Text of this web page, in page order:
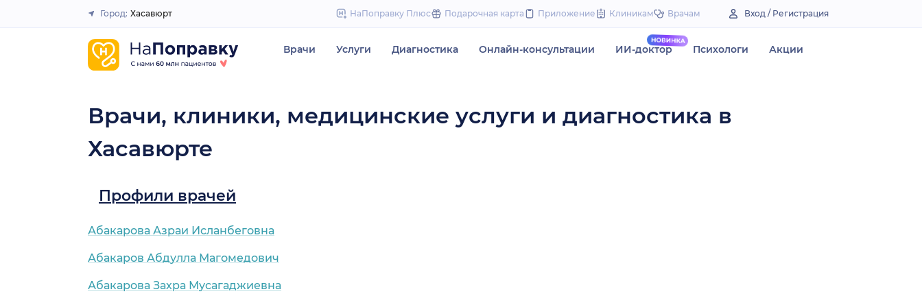
to
Закрыть
Город: Хасавюрт НаПоправку Плюс Подарочная карта Приложение Клиникам Врачам Вход / Регистрация
Врачи Услуги Диагностика Онлайн-консультации ИИ-доктор Психологи Акции
Врачи, клиники, медицинские услуги и диагностика в
Хасавюрте
Профили врачей
Абакарова Азраи Исланбеговна
Абакаров Абдулла Магомедович
Абакарова Захра Мусагаджиевна